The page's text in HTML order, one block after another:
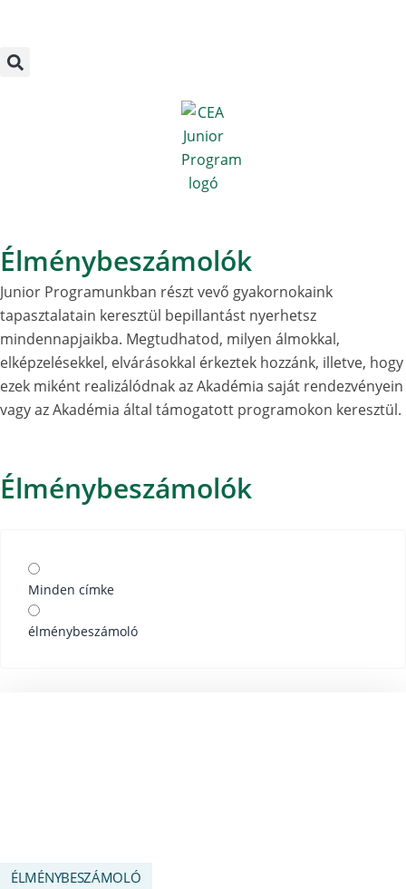
content
Élménybeszámolók
Junior Programunkban részt vevő gyakornokaink
tapasztalatain keresztül bepillantást nyerhetsz
mindennapjaikba. Megtudhatod, milyen álmokkal,
elképzelésekkel, elvárásokkal érkeztek hozzánk, illetve, hogy
ezek miként realizálódnak az Akadémia saját rendezvényein
vagy az Akadémia által támogatott programokon keresztül.
Élménybeszámolók
Minden címke
élménybeszámoló
ÉLMÉNYBESZÁMOLÓ